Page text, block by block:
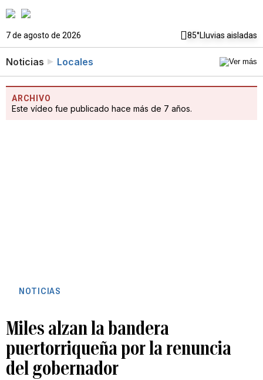
7 de agosto de 2026 85°Lluvias aisladas
Noticias Locales
ARCHIVO
Este vídeo fue publicado hace más de 7 años.
NOTICIAS
Miles alzan la bandera
puertorriqueña por la renuncia
del gobernador